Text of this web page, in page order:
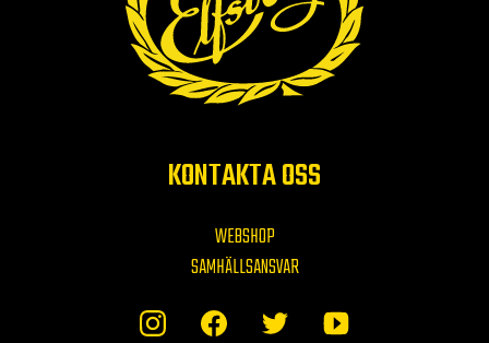
KONTAKTA OSS
WEBSHOP
SAMHÄLLSANSVAR